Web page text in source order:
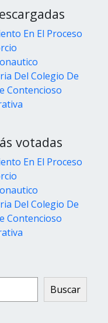
En El Proceso
Del Colegio De
Contencioso
votadas
En El Proceso
Del Colegio De
Contencioso
Buscar